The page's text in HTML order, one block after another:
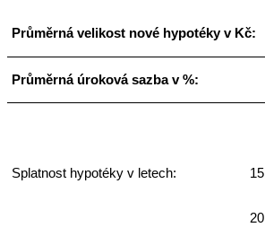
Průměrná velikost nové hypotéky v Kč:
Průměrná úroková sazba v %:
Splatnost hypotéky v letech: 15
20